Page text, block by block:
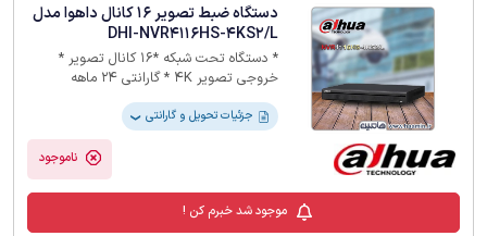
دستگاه ضبط تصویر 16 کانال داهوا مدل
DHI-NVR4116HS-4KS2/L
* دستگاه تحت شبکه *16 کانال تصویر *
خروجی تصویر 4K * گارانتی 24 ماهه
جزئیات تحویل و گارانتی ❯
ناموجود
موجود شد خبرم کن !